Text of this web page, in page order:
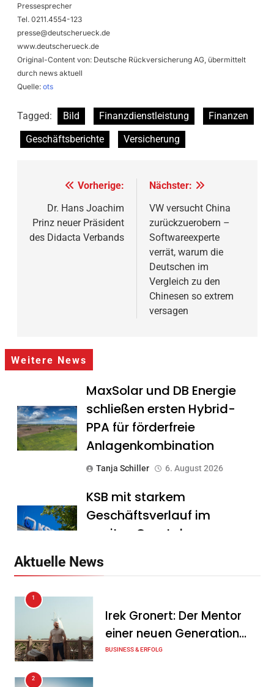
Pressesprecher
Tel. 0211.4554-123
presse@deutscherueck.de
www.deutscherueck.de
Original-Content von: Deutsche Rückversicherung AG, übermittelt
durch news aktuell
Quelle: ots
Tagged: Bild Finanzdienstleistung
Finanzen
Geschäftsberichte
Versicherung
Beitragsnavigation
Vorherige:
Dr. Hans Joachim
Prinz neuer Präsident
des Didacta Verbands
Nächster:
VW versucht China
zurückzuerobern –
Softwareexperte
verrät, warum die
Deutschen im
Vergleich zu den
Chinesen so extrem
versagen
Weitere News
MaxSolar und DB Energie
schließen ersten Hybrid-
PPA für förderfreie
Anlagenkombination
Tanja Schiller 6. August 2026
KSB mit starkem
Geschäftsverlauf im
zweiten Quartal
zum wichtigsten Baustein
der Energiewende werden
Aktuelle News
1
Irek Gronert: Der Mentor
einer neuen Generation
von Unternehmern
BUSINESS & ERFOLG
2